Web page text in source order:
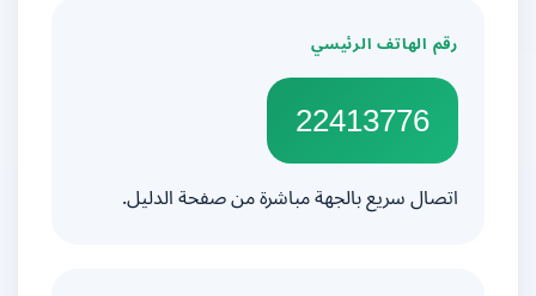
رقم الهاتف الرئيسي
22413776
اتصال سريع بالجهة مباشرة من صفحة الدليل.